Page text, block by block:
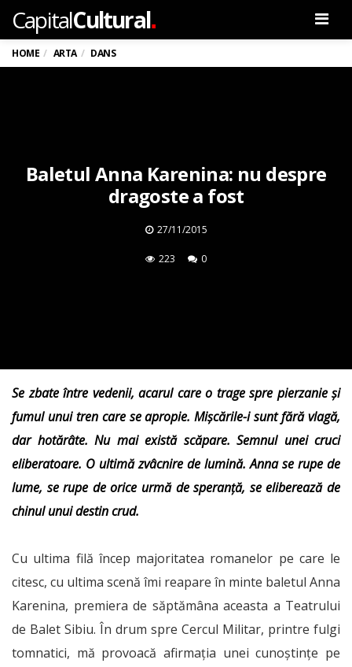
CapitalCultural.
HOME ARTA DANS
Baletul Anna Karenina: nu despre
dragoste a fost
27/11/2015
223 0
Se zbate între vedenii, acarul care o trage spre pierzanie și
fumul unui tren care se apropie. Mișcările-i sunt fără vlagă,
dar hotărâte. Nu mai există scăpare. Semnul unei cruci
eliberatoare. O ultimă zvâcnire de lumină. Anna se rupe de
lume, se rupe de orice urmă de speranță, se eliberează de
chinul unui destin crud.
Cu ultima filă încep majoritatea romanelor pe care le
citesc, cu ultima scenă îmi reapare în minte baletul Anna
Karenina, premiera de săptămâna aceasta a Teatrului
de Balet Sibiu. În drum spre Cercul Militar, printre fulgi
tomnatici, mă provoacă afirmația unei cunoștințe pe